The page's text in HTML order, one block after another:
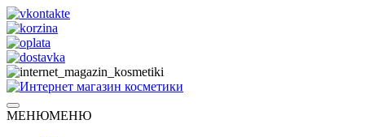
Skip
to
content
Интернет магазин косметики
Натуральная косметика
МЕНЮМЕНЮ